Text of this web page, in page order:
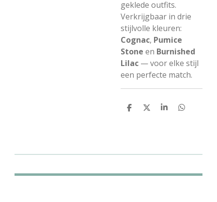
geklede outfits.
Verkrijgbaar in drie
stijlvolle kleuren:
Cognac, Pumice
Stone en Burnished
Lilac — voor elke stijl
een perfecte match.
D
D
S
D